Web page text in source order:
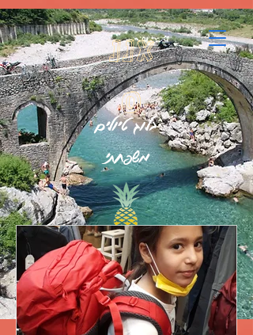
אננ
ס
בלוג טיולים
משפחתי